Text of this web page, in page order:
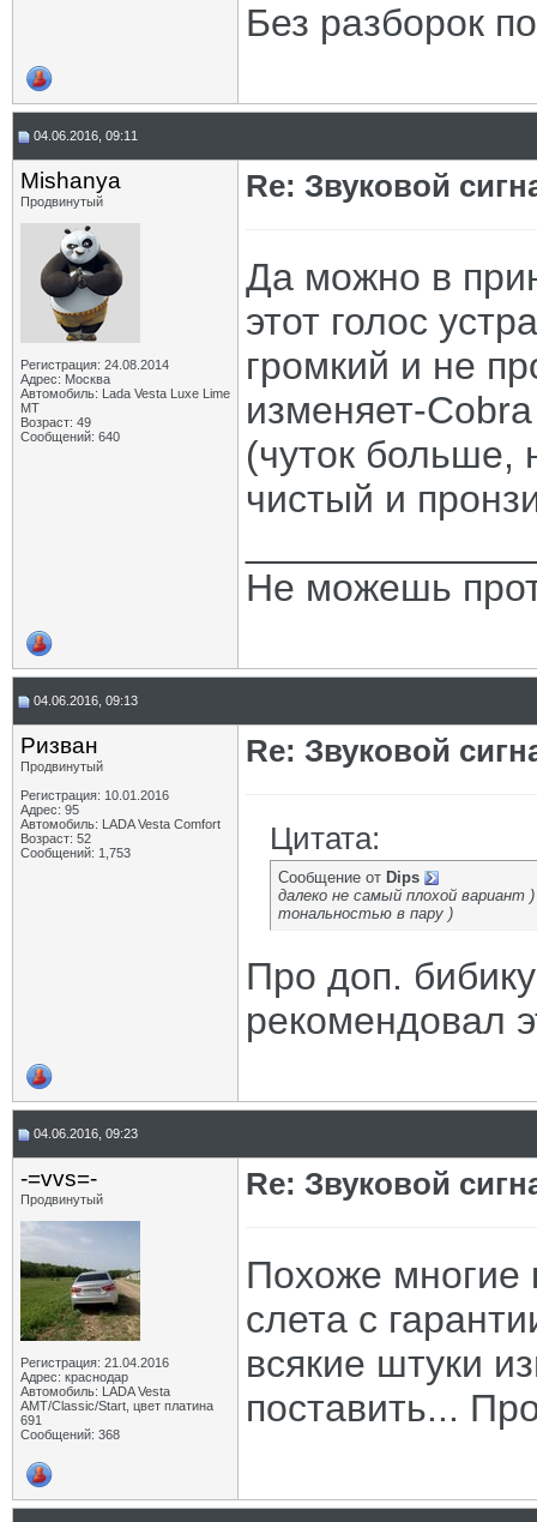
Без разборок
04.06.2016, 09:11
Mishanya
Продвинутый
Регистрация: 24.08.2014
Адрес: Москва
Автомобиль: Lada Vesta Luxe Lime
MT
Возраст: 49
Сообщений: 640
Re: Звуковой
Да можно в
этот голос
громкий и не
изменяет-
(чуток больше,
чистый и
Не можешь
04.06.2016, 09:13
Ризван
Продвинутый
Регистрация: 10.01.2016
Адрес: 95
Автомобиль: LADA Vesta Сomfort
Возраст: 52
Сообщений: 1,753
Re: Звуковой
Цитата:
Сообщение от Dips
далеко не самый плохой
тональностью в пару )
Про доп.
рекомендовал
04.06.2016, 09:23
-=vvs=-
Продвинутый
Регистрация: 21.04.2016
Адрес: краснодар
Автомобиль: LADA Vesta
АМТ/Classic/Start, цвет платина
691
Сообщений: 368
Re: Звуковой
Похоже многие
слета с
всякие штуки
поставить...